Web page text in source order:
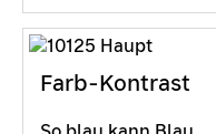
Farb-Kontrast